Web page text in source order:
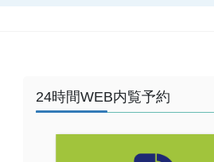
24時間WEB内覧予約